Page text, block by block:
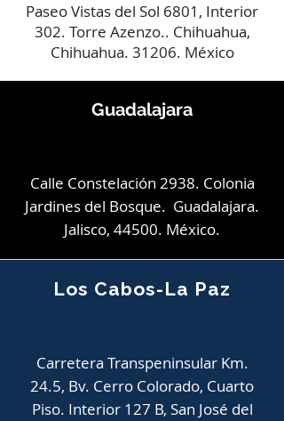
Paseo Vistas del Sol 6801, Interior
302. Torre Azenzo.. Chihuahua,
Chihuahua. 31206. México
Guadalajara
Calle Constelación 2938. Colonia
Jardines del Bosque. Guadalajara.
Jalisco, 44500. México.
Los Cabos-La Paz
Carretera Transpeninsular Km.
24.5, Bv. Cerro Colorado, Cuarto
Piso. Interior 127 B, San José del